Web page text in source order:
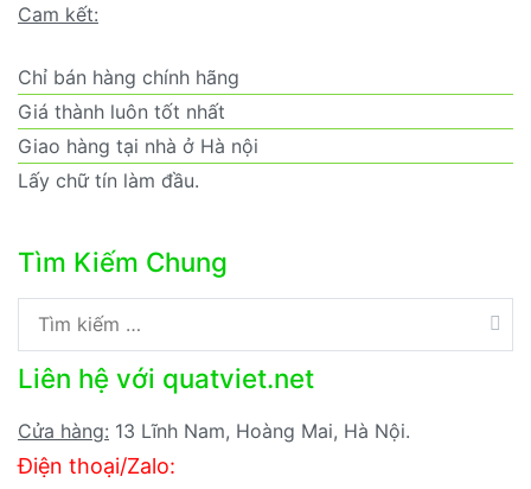
Cam kết:
Chỉ bán hàng chính hãng
Giá thành luôn tốt nhất
Giao hàng tại nhà ở Hà nội
Lấy chữ tín làm đầu.
Tìm Kiếm Chung
Tìm
kiếm
cho:
Liên hệ với quatviet.net
Cửa hàng: 13 Lĩnh Nam, Hoàng Mai, Hà Nội.
Điện thoại/Zalo: